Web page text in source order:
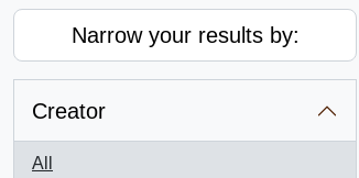
Narrow your results by:
Creator
All